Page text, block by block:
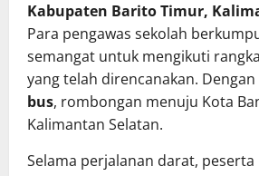
Kabupaten Barito Timur,
Para pengawas sekolah
semangat untuk mengikuti
yang telah direncanakan.
bus, rombongan menuju Kota
Kalimantan Selatan.
Selama perjalanan darat,